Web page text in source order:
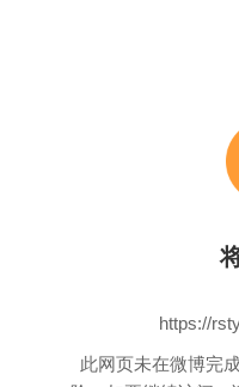
此网页未在微博完